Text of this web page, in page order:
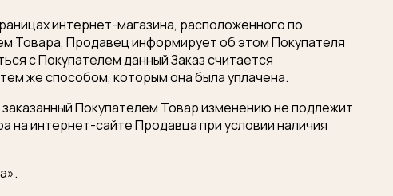
интернет-магазина, расположенного по
Товара, Продавец информирует об этом Покупателя
с Покупателем данный Заказ считается
же способом, которым она была уплачена.
Покупателем Товар изменению не подлежит.
на интернет-сайте Продавца при условии наличия